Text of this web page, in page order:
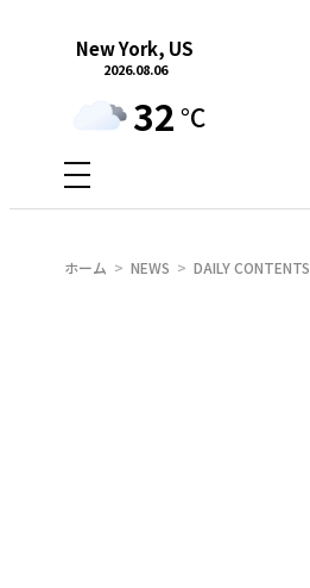
New York, US
2026.08.06
32 °C
ホーム NEWS DAILY CONTENTS